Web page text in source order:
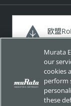
欧盟
介绍产品所含
法令的情况。
Murata
our
cookies
perform
these